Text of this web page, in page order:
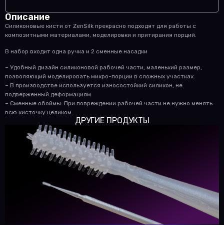
Описание
Силиконовые кисти от ZenSilk прекрасно подходят для работы с
композитными материалами, моделировки и притирания порций.
В набор входит одна ручка и 2 сменные насадки
– Удобный дизайн силиконовой рабочей части, маленький размер,
позволяющий моделировать микро-порции в сложных участках.
– В производстве используется износостойкий силикон, не
подверженный деформациям
– Сменные обоймы. При повреждении рабочей части не нужно менять
всю кисточку целиком.
ДРУГИЕ ПРОДУКТЫ